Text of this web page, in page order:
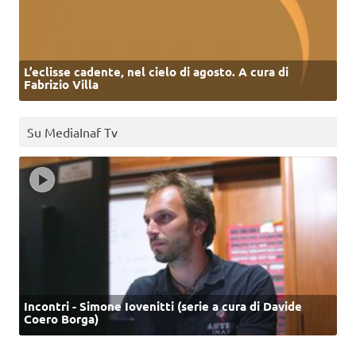
L’eclisse cadente, nel cielo di agosto. A cura di
Fabrizio Villa
Su MediaInaf Tv
Incontri - Simone Iovenitti (serie a cura di Davide
Coero Borga)